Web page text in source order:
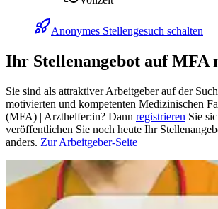
Anonymes Stellengesuch schalten
Ihr Stellenangebot auf MFA
Sie sind als attraktiver Arbeitgeber auf der
motivierten und kompetenten Medizinischen
(MFA) | Arzthelfer:in? Dann registrieren Sie
veröffentlichen Sie noch heute Ihr
anders. Zur Arbeitgeber-Seite